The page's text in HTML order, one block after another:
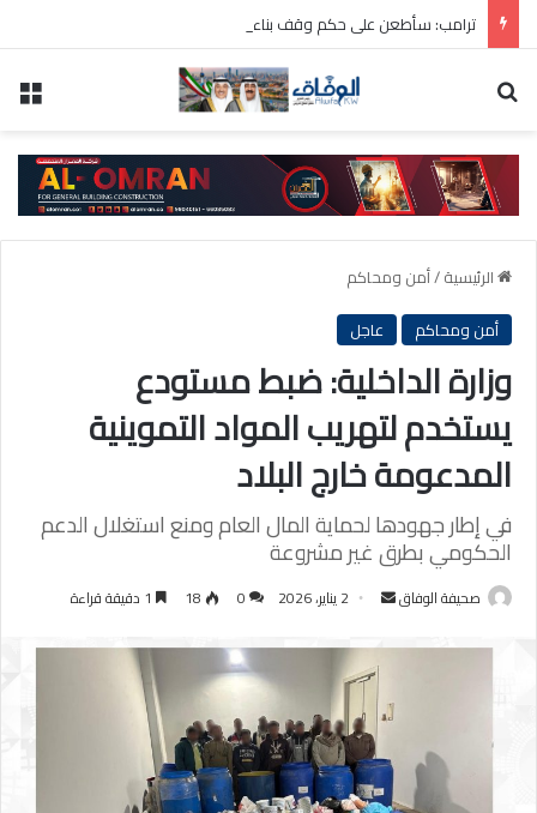
ترامب: سأطعن على حكم وقف بناء قاعة الاحتفالات بالبيت الأبيض
الرئيسية/أمن ومحاكم
أمن ومحاكم
عاجل
وزارة الداخلية: ضبط مستودع
يستخدم لتهريب المواد التموينية
المدعومة خارج البلاد
في إطار جهودها لحماية المال العام ومنع استغلال الدعم
الحكومي بطرق غير مشروعة
صحيفة الوفاق
أرسل
إلكترونيا
2 يناير، 2026 0
18